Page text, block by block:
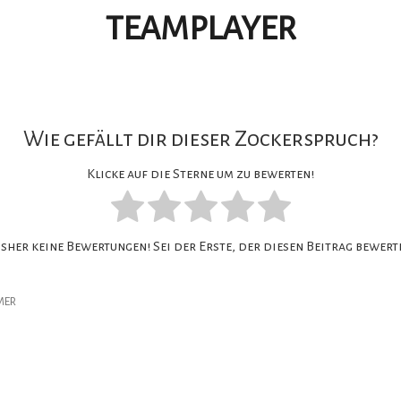
TEAMPLAYER
Wie gefällt dir dieser Zockerspruch?
Klicke auf die Sterne um zu bewerten!
keine Bewertungen! Sei der Erste, der diesen Beitrag